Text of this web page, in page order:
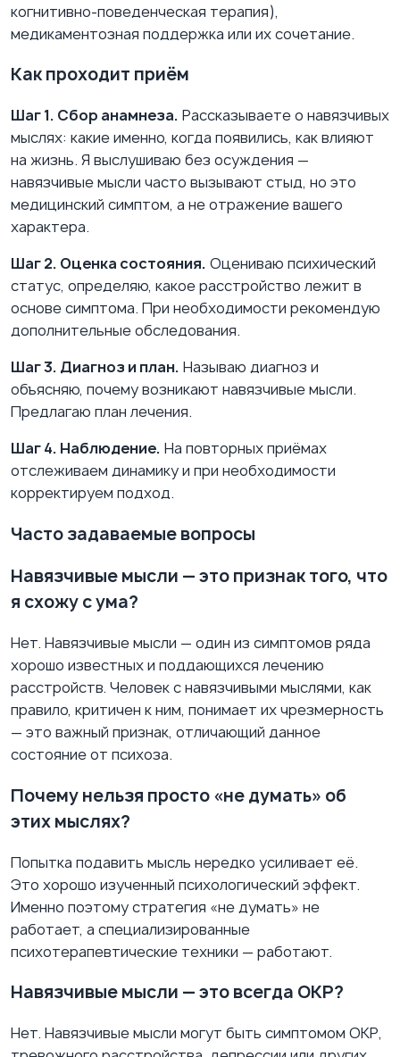
когнитивно-поведенческая терапия),
медикаментозная поддержка или их сочетание.
Как проходит приём
Шаг 1. Сбор анамнеза. Рассказываете о навязчивых
мыслях: какие именно, когда появились, как влияют
на жизнь. Я выслушиваю без осуждения —
навязчивые мысли часто вызывают стыд, но это
медицинский симптом, а не отражение вашего
характера.
Шаг 2. Оценка состояния. Оцениваю психический
статус, определяю, какое расстройство лежит в
основе симптома. При необходимости рекомендую
дополнительные обследования.
Шаг 3. Диагноз и план. Называю диагноз и
объясняю, почему возникают навязчивые мысли.
Предлагаю план лечения.
Шаг 4. Наблюдение. На повторных приёмах
отслеживаем динамику и при необходимости
корректируем подход.
Часто задаваемые вопросы
Навязчивые мысли — это признак того, что
я схожу с ума?
Нет. Навязчивые мысли — один из симптомов ряда
хорошо известных и поддающихся лечению
расстройств. Человек с навязчивыми мыслями, как
правило, критичен к ним, понимает их чрезмерность
— это важный признак, отличающий данное
состояние от психоза.
Почему нельзя просто «не думать» об
этих мыслях?
Попытка подавить мысль нередко усиливает её.
Это хорошо изученный психологический эффект.
Именно поэтому стратегия «не думать» не
работает, а специализированные
психотерапевтические техники — работают.
Навязчивые мысли — это всегда ОКР?
Нет. Навязчивые мысли могут быть симптомом ОКР,